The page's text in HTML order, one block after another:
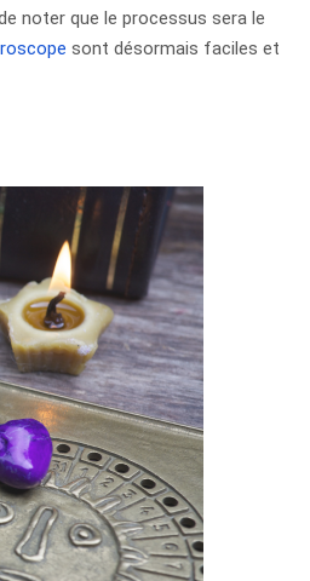
noter que le processus sera le
sont désormais faciles et